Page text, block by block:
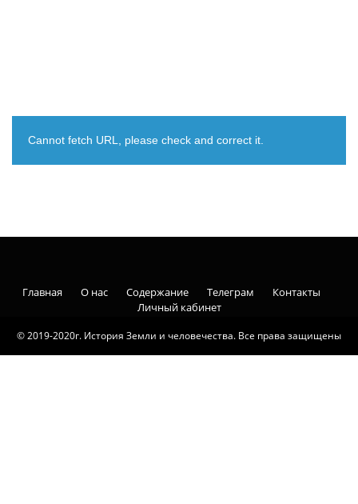
Cannot fetch URL, please check and correct it.
© 2019-2020г. История Земли и человечества. Все права защищены
Главная О нас Содержание Телеграм
Контакты
Личный кабинет